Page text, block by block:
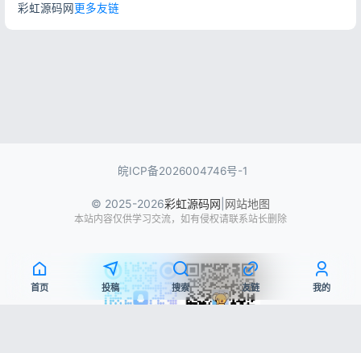
彩虹源码网更多友链
皖ICP备2026004746号-1
© 2025-2026彩虹源码网 网站地图
本站内容仅供学习交流，如有侵权请联系站长删除
首页 投稿 搜索 友链 我的